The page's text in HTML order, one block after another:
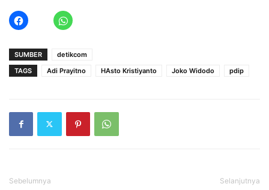
SUMBER
detikcom
TAGS
Adi Prayitno HAsto Kristiyanto Joko Widodo pdip
Sebelumnya Selanjutnya